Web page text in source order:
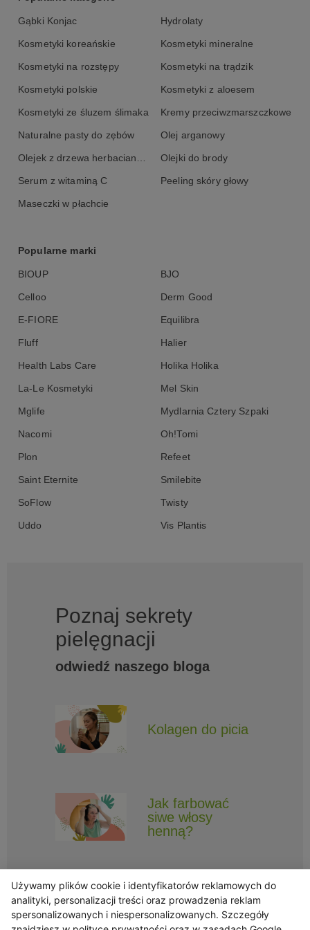
powodować reakcje alergiczne. Dlatego należy rozcieńczać je z
należy wcześniej zrobić próbę uczuleniową.
Skład:
Juniperus Virginiana Oil.
Gąbki Konjac Hydrolaty
Kosmetyki koreańskie Kosmetyki mineralne
Kosmetyki na rozstępy Kosmetyki na trądzik
Kosmetyki polskie Kosmetyki z aloesem
Kosmetyki ze śluzem ślimaka Kremy przeciwzmarszczkowe
Naturalne pasty do zębów Olej arganowy
Olejek z drzewa herbacianego Olejki do brody
Serum z witaminą C Peeling skóry głowy
Maseczki w płachcie
Popularne marki
BIOUP BJO
Celloo Derm Good
E-FIORE Equilibra
Fluff Halier
Health Labs Care Holika Holika
La-Le Kosmetyki Mel Skin
Mglife Mydlarnia Cztery Szpaki
Nacomi Oh!Tomi
Plon Refeet
Saint Eternite Smilebite
SoFlow Twisty
Uddo Vis Plantis
Poznaj sekrety
pielęgnacji
odwiedź naszego bloga
Kolagen do picia
Jak farbować
siwe włosy
henną?
Używamy plików cookie i identyfikatorów reklamowych do
analityki, personalizacji treści oraz prowadzenia reklam
spersonalizowanych i niespersonalizowanych. Szczegóły